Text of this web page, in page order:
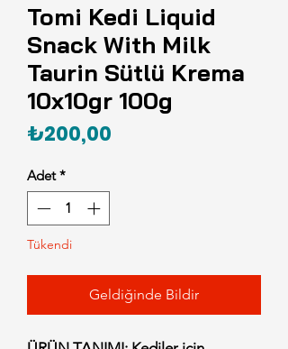
Tomi Kedi Liquid
Snack With Milk
Taurin Sütlü Krema
10x10gr 100g
₺200,00
Adet *
Tükendi
Geldiğinde Bildir